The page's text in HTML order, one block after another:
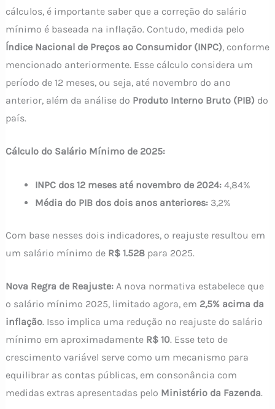
cálculos, é importante saber que a correção do salário
mínimo é baseada na inflação. Contudo, medida pelo
Índice Nacional de Preços ao Consumidor (INPC), conforme
mencionado anteriormente. Esse cálculo considera um
período de 12 meses, ou seja, até novembro do ano
anterior, além da análise do Produto Interno Bruto (PIB) do
país.
Cálculo do Salário Mínimo de 2025:
INPC dos 12 meses até novembro de 2024:4,84%
Média do PIB dos dois anos anteriores:3,2%
Com base nesses dois indicadores, o reajuste resultou em
um salário mínimo de R$ 1.528para 2025.
Nova Regra de Reajuste:A nova normativa estabelece que
o salário mínimo 2025, limitado agora, em 2,5% acima da
inflação. Isso implica uma redução no reajuste do salário
mínimo em aproximadamente R$ 10. Esse teto de
crescimento variável serve como um mecanismo para
equilibrar as contas públicas, em consonância com
medidas extras apresentadas pelo Ministério da Fazenda.